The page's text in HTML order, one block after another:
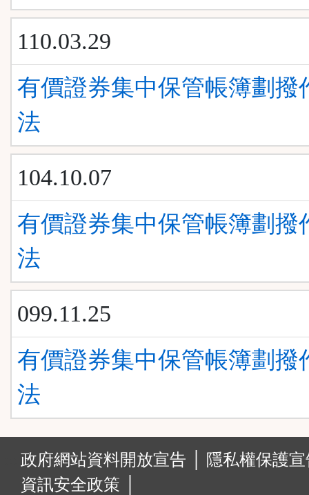
110.03.29
有價證券集中保管帳簿劃撥
法
104.10.07
有價證券集中保管帳簿劃撥
法
099.11.25
有價證券集中保管帳簿劃撥
法
政府網站資料開放宣告 │
隱私權保護
資訊安全政策 │